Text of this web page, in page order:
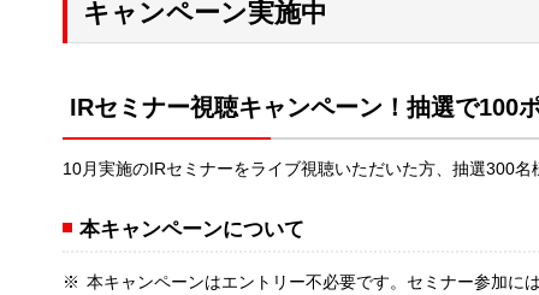
キャンペーン実施中
IRセミナー視聴キャンペーン！抽選で100
10月実施のIRセミナーをライブ視聴いただいた方、抽選300
本キャンペーンについて
本キャンペーンはエントリー不必要です。セミナー参加に